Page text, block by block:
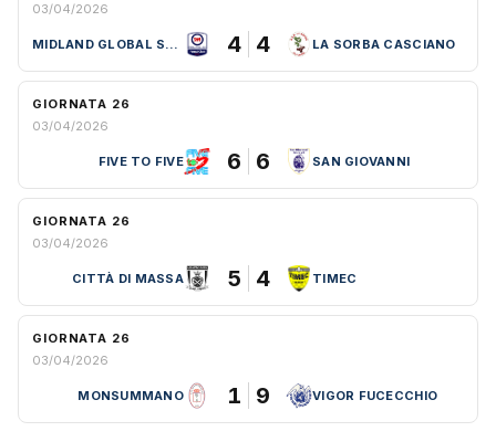
03/04/2026
MIDLAND GLOBAL SPORT 4 4 LA SORBA CASCIANO
GIORNATA 26
03/04/2026
FIVE TO FIVE 6 6 SAN GIOVANNI
GIORNATA 26
03/04/2026
CITTÀ DI MASSA 5 4 TIMEC
GIORNATA 26
03/04/2026
MONSUMMANO 1 9 VIGOR FUCECCHIO